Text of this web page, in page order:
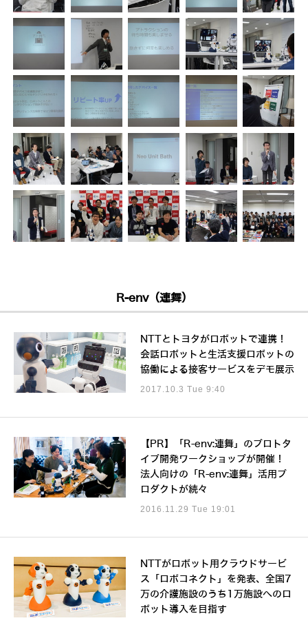
R-env（連舞）
NTTとトヨタがロボットで連携！
会話ロボットと生活支援ロボットの
協働による接客サービスをデモ展示
2017.10.3 Tue 9:40
【PR】「R-env:連舞」のプロトタ
イプ開発ワークショップが開催！
法人向けの「R-env:連舞」活用プ
ロダクトが続々
2016.11.29 Tue 19:01
NTTがロボット用クラウドサービ
ス「ロボコネクト」を発表、全国7
万の介護施設のうち1万施設へのロ
ボット導入を目指す